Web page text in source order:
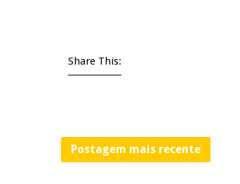
Share This:
Postagem mais recente